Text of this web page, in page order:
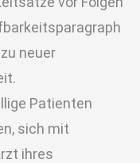
neuer
Patienten
sich mit
ihres